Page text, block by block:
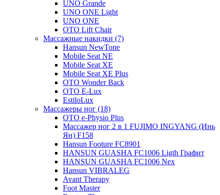
UNO Grande
UNO ONE Light
UNO ONE
OTO Lift Chair
Массажные накидки (7)
Hansun NewTone
Mobile Seat NE
Mobile Seat XE
Mobile Seat XE Plus
OTO Wonder Back
OTO E-Lux
EstiloLux
Массажеры ног (18)
OTO e-Physio Plus
Массажер ног 2 в 1 FUJIMO INGYANG (Инь
Ян) F158
Hansun Footure FC8901
HANSUN GUASHA FC1006 Ligth Графит
HANSUN GUASHA FC1006 Nex
Hansun VIBRALEG
Avant Therapy
Foot Master